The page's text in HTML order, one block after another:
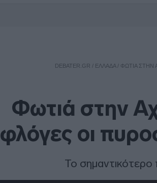
DEBATER.GR / ΕΛΛΑΔΑ/ ΦΩΤΙΆ ΣΤΗΝ
Φωτιά στην
φλόγες οι
Το σημαντικότερο